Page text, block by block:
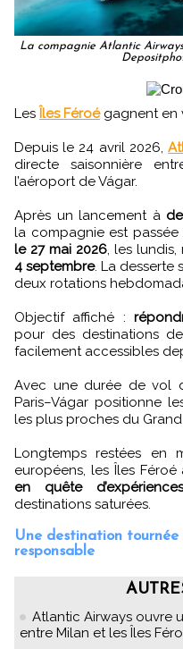
La compagnie Atlantic
Les Îles Féroégagnent en
Depuis le 24 avril 2026,
directe saisonnière
l’aéroport de Vágar.
Après un lancement à
la compagnie est passée
le 27 mai 2026 , les
4 septembre. La desserte
deux rotations
Objectif affiché :
pour des destinations
facilement accessibles
Avec une durée de vol
Paris–Vágar positionne
les plus proches du
Longtemps restées en
européens, les Îles
en quête
destinations saturées.
Une destination tournée
responsable
Atlantic Airways ouvre
entre Milan et les Îles